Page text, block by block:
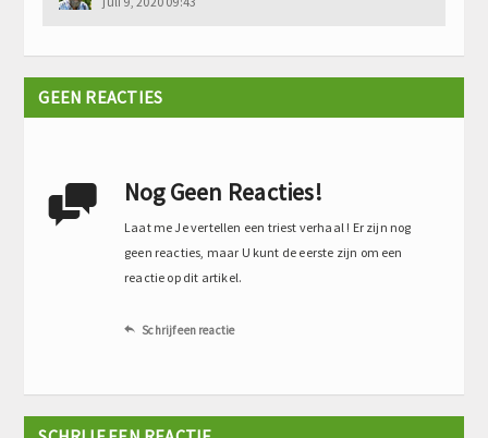
GEEN REACTIES
 Nog Geen Reacties!
Laat me Je vertellen een triest verhaal ! Er zijn nog
geen reacties, maar U kunt de eerste zijn om een
reactie op dit artikel.
 Schrijf een reactie